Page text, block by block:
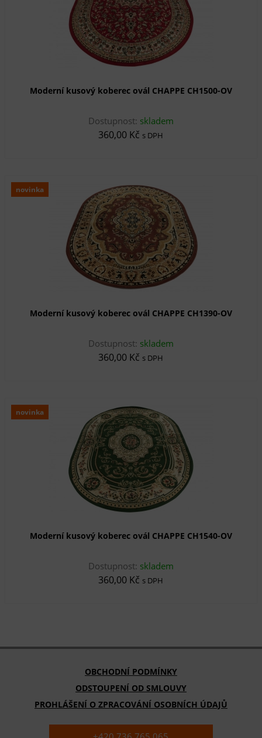
Moderní kusový koberec ovál CHAPPE CH1500-OV
Dostupnost: skladem
360,00 Kč s DPH
novinka
Moderní kusový koberec ovál CHAPPE CH1390-OV
Dostupnost: skladem
360,00 Kč s DPH
novinka
Moderní kusový koberec ovál CHAPPE CH1540-OV
Dostupnost: skladem
360,00 Kč s DPH
OBCHODNÍ PODMÍNKY
ODSTOUPENÍ OD SMLOUVY
PROHLÁŠENÍ O ZPRACOVÁNÍ OSOBNÍCH ÚDAJŮ